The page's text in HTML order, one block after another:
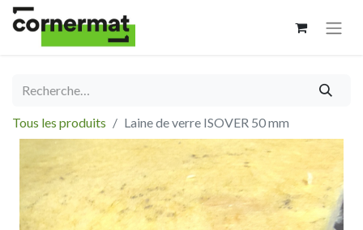
Tous les produits Laine de verre ISOVER 50 mm